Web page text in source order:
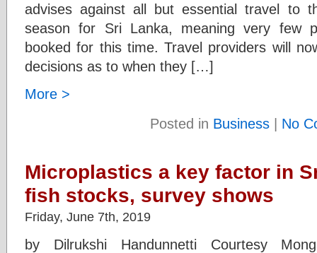
advises against all but essential travel to
season for Sri Lanka, meaning very few
booked for this time. Travel providers will
decisions as to when they […]
More >
Posted in Business | No
Microplastics a key factor in
fish stocks, survey shows
Friday, June 7th, 2019
by Dilrukshi Handunnetti Courtesy